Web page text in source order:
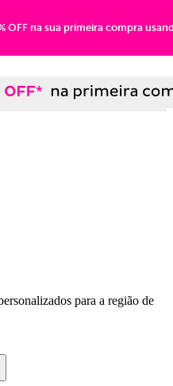
OFF na sua primeira compra
para a região de